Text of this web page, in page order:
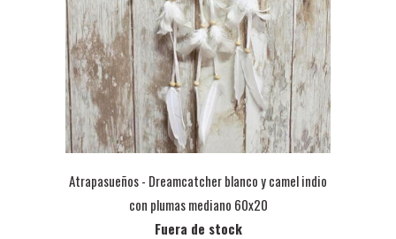
Atrapasueños - Dreamcatcher blanco y camel indio
con plumas mediano 60x20
Fuera de stock